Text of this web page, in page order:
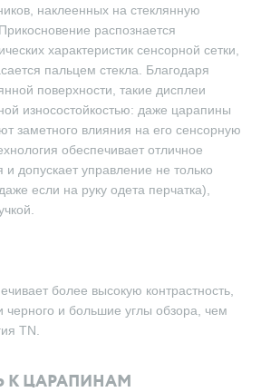
наклеенных на стеклянную
распознается
характеристик сенсорной сетки,
пальцем стекла. Благодаря
поверхности, такие дисплеи
износостойкостью: даже царапины
заметного влияния на его сенсорную
обеспечивает отличное
и допускает управление не только
если на руку одета перчатка),
более высокую контрастность,
черного и большие углы обзора, чем
TN.
К ЦАРАПИНАМ